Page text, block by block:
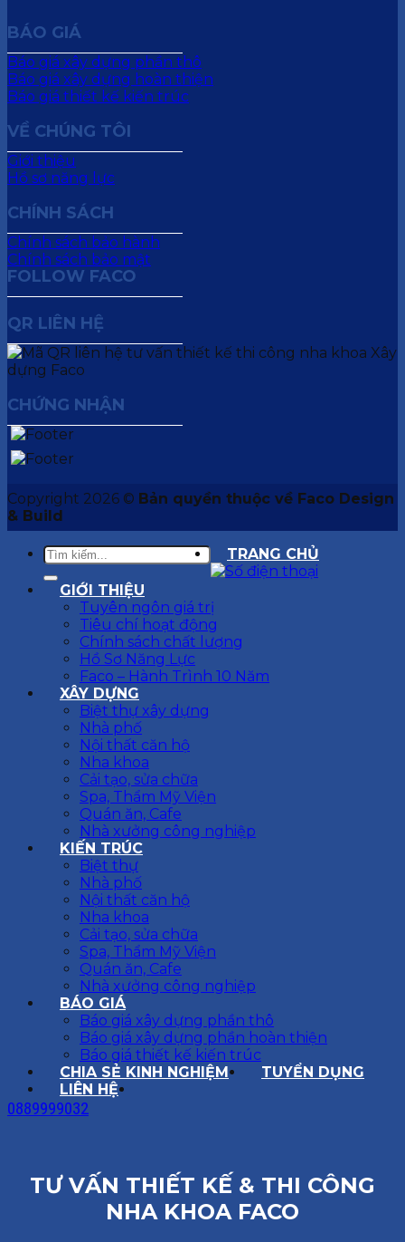
BÁO GIÁ
Báo giá xây dựng phần thô
Báo giá xây dựng hoàn thiện
Báo giá thiết kế kiến trúc
VỀ CHÚNG TÔI
Giới thiệu
Hồ sơ năng lực
CHÍNH SÁCH
Chính sách bảo hành
Chính sách bảo mật
FOLLOW FACO
QR LIÊN HỆ
CHỨNG NHẬN
Copyright 2026 © Bản quyền thuộc về Faco Design
& Build
TRANG CHỦ
GIỚI THIỆU
Tuyên ngôn giá trị
Tiêu chí hoạt động
Chính sách chất lượng
Hồ Sơ Năng Lực
Faco – Hành Trình 10 Năm
XÂY DỰNG
Biệt thự xây dựng
Nhà phố
Nội thất căn hộ
Nha khoa
Cải tạo, sửa chữa
Spa, Thẩm Mỹ Viện
Quán ăn, Cafe
Nhà xưởng công nghiệp
KIẾN TRÚC
Biệt thự
Nhà phố
Nội thất căn hộ
Nha khoa
Cải tạo, sửa chữa
Spa, Thẩm Mỹ Viện
Quán ăn, Cafe
Nhà xưởng công nghiệp
BÁO GIÁ
Báo giá xây dựng phần thô
Báo giá xây dựng phần hoàn thiện
Báo giá thiết kế kiến trúc
CHIA SẺ KINH NGHIỆM
TUYỂN DỤNG
LIÊN HỆ
0889999032
TƯ VẤN THIẾT KẾ & THI CÔNG
NHA KHOA FACO